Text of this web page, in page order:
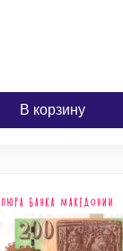
В корзину